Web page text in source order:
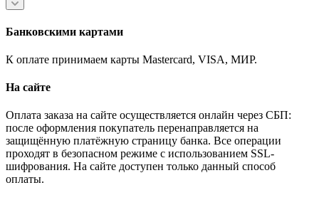
Банковскими картами
К оплате принимаем карты Mastercard, VISA, МИР.
На сайте
Оплата заказа на сайте осуществляется онлайн через СБП:
после оформления покупатель перенаправляется на
защищённую платёжную страницу банка. Все операции
проходят в безопасном режиме с использованием SSL-
шифрования. На сайте доступен только данный способ
оплаты.